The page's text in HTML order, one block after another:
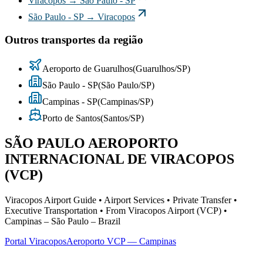
São Paulo - SP→ Viracopos
Outros transportes da região
Aeroporto de Guarulhos(Guarulhos/SP)
São Paulo - SP(São Paulo/SP)
Campinas - SP(Campinas/SP)
Porto de Santos(Santos/SP)
SÃO PAULO AEROPORTO
INTERNACIONAL DE VIRACOPOS
(VCP)
Viracopos Airport Guide • Airport Services • Private Transfer •
Executive Transportation • From Viracopos Airport (VCP) •
Campinas – São Paulo – Brazil
Portal ViracoposAeroporto VCP — Campinas